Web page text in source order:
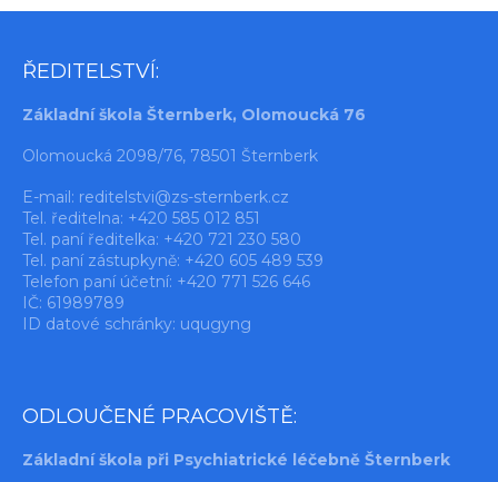
ŘEDITELSTVÍ:
Základní škola Šternberk, Olomoucká 76
Olomoucká 2098/76, 78501 Šternberk
E-mail: reditelstvi@zs-sternberk.cz
Tel. ředitelna: +420 585 012 851
Tel. paní ředitelka: +420 721 230 580
Tel. paní zástupkyně: +420 605 489 539
Telefon paní účetní: +420 771 526 646
IČ: 61989789
ID datové schránky: uqugyng
ODLOUČENÉ PRACOVIŠTĚ:
Základní škola při Psychiatrické léčebně Šternberk